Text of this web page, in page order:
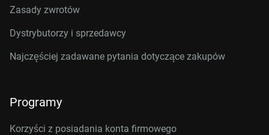
Zasady zwrotów
Dystrybutorzy i sprzedawcy
Najczęściej zadawane pytania dotyczące zakupów
Programy
Korzyści z posiadania konta firmowego